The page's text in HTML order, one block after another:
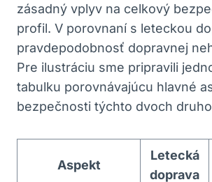
zásadný vplyv na celkový
profil. V porovnaní s leteckou
pravdepodobnosť dopravnej
Pre ilustráciu sme pripravili
tabulku porovnávajúcu hlavné
bezpečnosti týchto dvoch
Aspekt
Letecká
doprava